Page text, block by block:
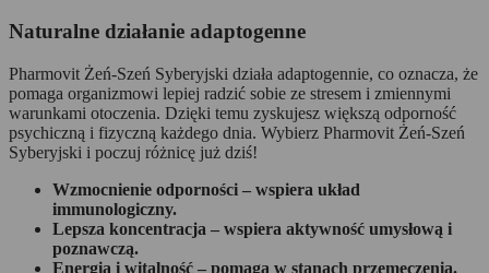
Naturalne działanie adaptogenne
Pharmovit Żeń-Szeń Syberyjski działa adaptogennie, co oznacza, że
pomaga organizmowi lepiej radzić sobie ze stresem i zmiennymi
warunkami otoczenia. Dzięki temu zyskujesz większą odporność
psychiczną i fizyczną każdego dnia. Wybierz Pharmovit Żeń-Szeń
Syberyjski i poczuj różnicę już dziś!
Wzmocnienie odporności – wspiera układ
immunologiczny.
Lepsza koncentracja – wspiera aktywność umysłową i
poznawczą.
Energia i witalność – pomaga w stanach przemęczenia.